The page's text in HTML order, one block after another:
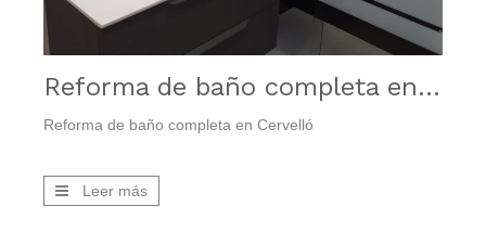
Reforma de baño completa en Cervelló
Reforma de baño completa en Cervelló
Leer más